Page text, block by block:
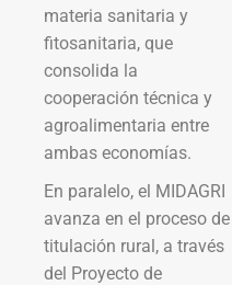
materia sanitaria y
fitosanitaria, que
consolida la
cooperación técnica y
agroalimentaria entre
ambas economías.
En paralelo, el MIDAGRI
avanza en el proceso de
titulación rural, a través
del Proyecto de